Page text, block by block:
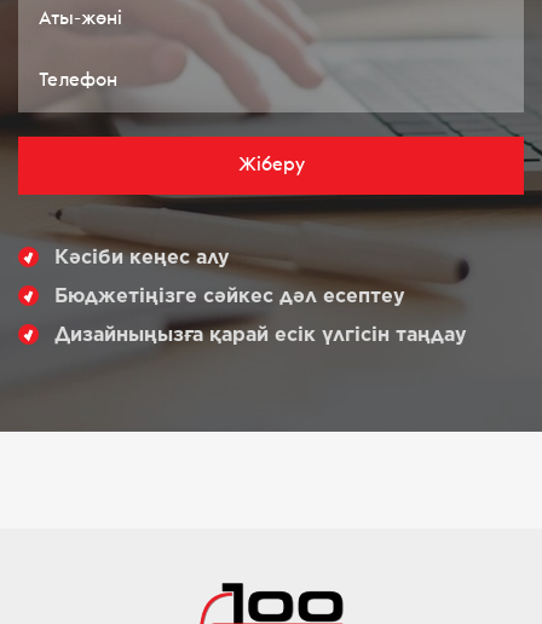
Жіберу
Кәсіби кеңес алу
Бюджетіңізге сәйкес дәл есептеу
Дизайныңызға қарай есік үлгісін таңдау